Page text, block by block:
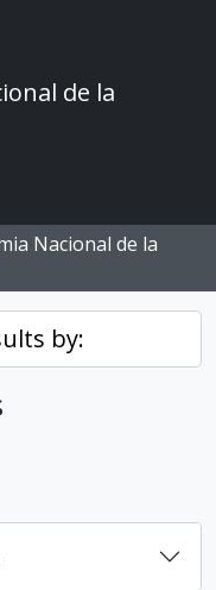
de la
Nacional de la
by: